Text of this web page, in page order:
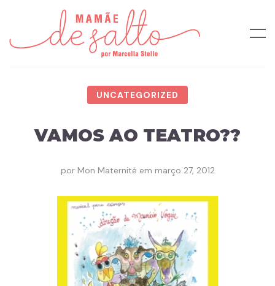
UNCATEGORIZED
VAMOS AO TEATRO??
por Mon Maternité em março 27, 2012